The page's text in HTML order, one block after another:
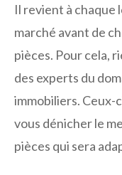
Il revient à chaque
marché avant de
pièces. Pour cela,
des experts du
immobiliers. Ceux-
vous dénicher le
pièces qui sera